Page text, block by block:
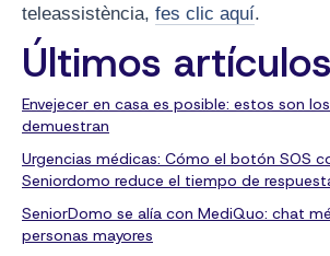
teleassistència, fes clic aquí.
Últimos artículos
Envejecer en casa es posible: estos son
demuestran
Urgencias médicas: Cómo el botón SOS
Seniordomo reduce el tiempo de
SeniorDomo se alía con MediQuo: chat
personas mayores